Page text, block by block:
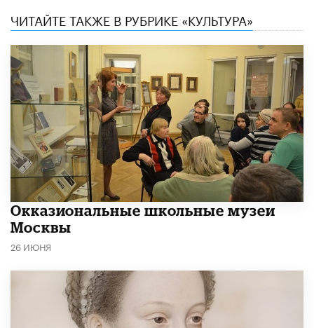
ЧИТАЙТЕ ТАКЖЕ В РУБРИКЕ «КУЛЬТУРА»
​Окказиональные школьные музеи
Москвы
26 ИЮНЯ